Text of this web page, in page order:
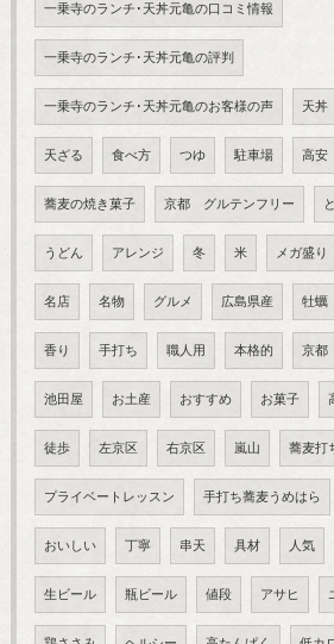
一乗寺のランチ･天丼元亀の口コミ情報
一乗寺のランチ･天丼元亀の評判
一乗寺のランチ･天丼元亀のお客様の声 天丼
天ざる 食べ方 つゆ 駐車場 高安
蕎麦の焼き菓子 京都 グルテンフリー
うどん アレンジ 冬 米 メガ盛り
名店 名物 グルメ 広島県産 牡蠣
香り 手打ち 職人用 本格的 京都
池田屋 お土産 おすすめ お菓子
徒歩 左京区 右京区 嵐山 蕎麦打
プライベートレッスン 手打ち蕎麦うめはら
おいしい 丁寧 串天 具材 人気
生ビール 瓶ビール 値段 アサヒ